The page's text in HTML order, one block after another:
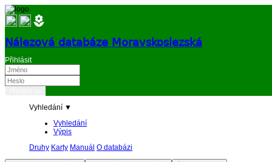
Nálezová databáze Moravskoslezská
Přihlásit
Vyhledání ▼
Vyhledání
Výpis
Druhy Karty Manuál O databázi